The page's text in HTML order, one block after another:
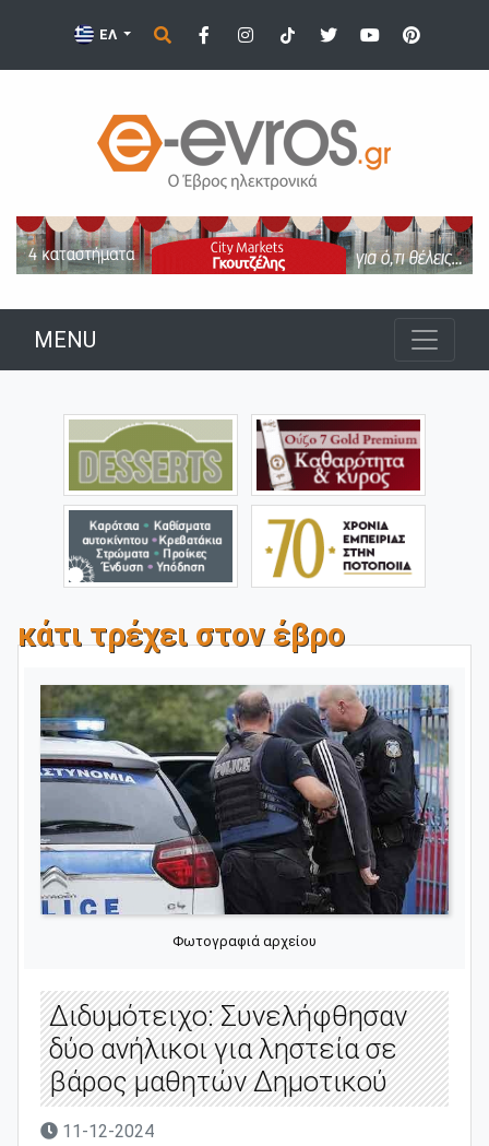
ΕΛ
MENU
κάτι τρέχει στον έβρο
Φωτογραφιά αρχείου
Διδυμότειχο: Συνελήφθησαν
δύο ανήλικοι για ληστεία σε
βάρος μαθητών Δημοτικού
11-12-2024